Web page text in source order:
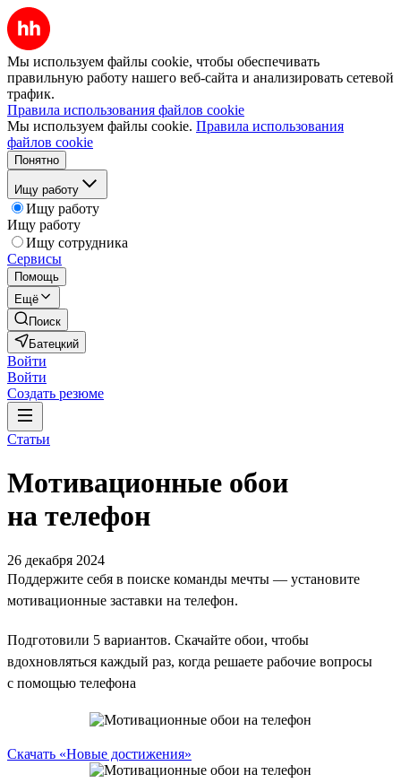
Мы используем файлы cookie, чтобы обеспечивать
правильную работу нашего веб-сайта и анализировать сетевой
трафик.
Правила использования файлов cookie
Мы используем файлы cookie. Правила использования
файлов cookie
Понятно
Ищу работу
Ищу работу
Ищу работу
Ищу сотрудника
Сервисы
Помощь
Ещё
Поиск
Батецкий
Войти
Войти
Создать резюме
Статьи
Мотивационные обои
на телефон
26 декабря 2024
Поддержите себя в поиске команды мечты — установите
мотивационные заставки на телефон.
Подготовили 5 вариантов. Скачайте обои, чтобы
вдохновляться каждый раз, когда решаете рабочие вопросы
с помощью телефона
Скачать «Новые достижения»